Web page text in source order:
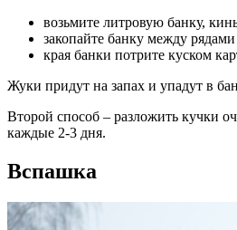
возьмите литровую банку,
закопайте банку между
края банки потрите куском
Жуки придут на запах и упадут в
Второй способ – разложить кучки
каждые 2-3 дня.
Вспашка